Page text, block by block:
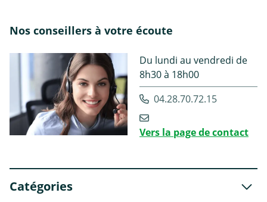
Nos conseillers à votre écoute
Du lundi au vendredi de
8h30 à 18h00
04.28.70.72.15
Vers la page de contact
Catégories